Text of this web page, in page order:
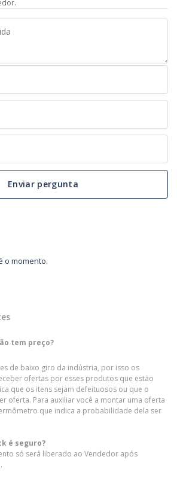
Enviar pergunta
o momento.
tem preço?
de baixo giro da indústria, por isso os
ofertas por esses produtos que estão
que os itens sejam defeituosos ou que o
oferta. Para auxiliar você a montar uma oferta
que indica a probabilidade dela ser
é seguro?
só será liberado ao Vendedor após